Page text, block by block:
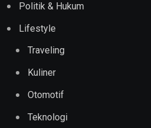
Politik & Hukum
Lifestyle
Traveling
Kuliner
Otomotif
Teknologi